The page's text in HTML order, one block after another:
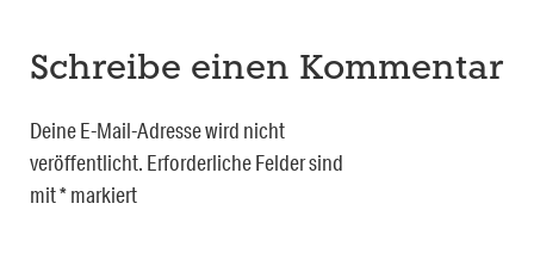
Schreibe einen Kommentar
Deine E-Mail-Adresse wird nicht
veröffentlicht. Erforderliche Felder sind
mit*markiert